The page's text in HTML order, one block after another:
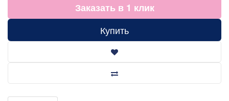
Заказать в 1 клик
Купить